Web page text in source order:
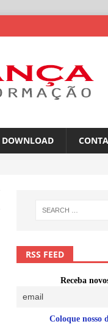
DOWNLOAD
RSS FEED
Receba
Coloque nosso